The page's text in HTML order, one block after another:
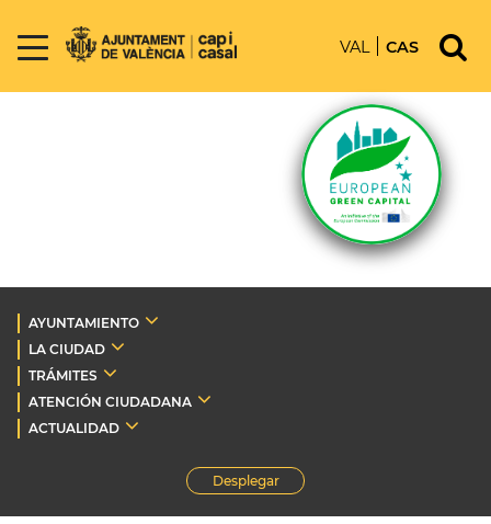
VAL CAS
AYUNTAMIENTO
LA CIUDAD
TRÁMITES
ATENCIÓN CIUDADANA
ACTUALIDAD
Desplegar